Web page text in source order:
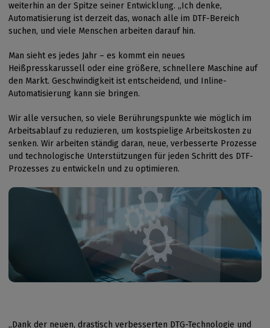
weiterhin an der Spitze seiner Entwicklung. „Ich denke,
Automatisierung ist derzeit das, wonach alle im DTF-Bereich
suchen, und viele Menschen arbeiten darauf hin.
Man sieht es jedes Jahr – es kommt ein neues
Heißpresskarussell oder eine größere, schnellere Maschine auf
den Markt. Geschwindigkeit ist entscheidend, und Inline-
Automatisierung kann sie bringen.
Wir alle versuchen, so viele Berührungspunkte wie möglich im
Arbeitsablauf zu reduzieren, um kostspielige Arbeitskosten zu
senken. Wir arbeiten ständig daran, neue, verbesserte Prozesse
und technologische Unterstützungen für jeden Schritt des DTF-
Prozesses zu entwickeln und zu optimieren.
„Dank der neuen, drastisch verbesserten DTG-Technologie und